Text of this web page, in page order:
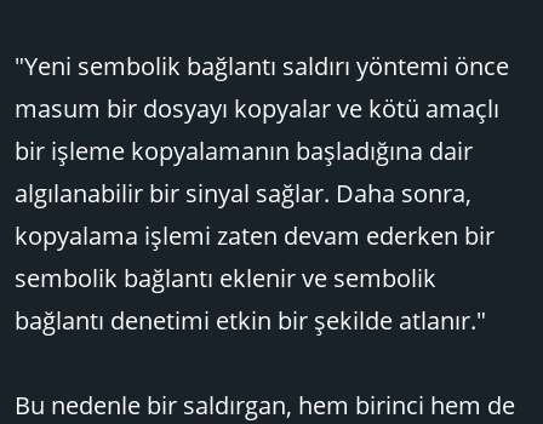
"Yeni sembolik bağlantı saldırı yöntemi önce
masum bir dosyayı kopyalar ve kötü amaçlı
bir işleme kopyalamanın başladığına dair
algılanabilir bir sinyal sağlar. Daha sonra,
kopyalama işlemi zaten devam ederken bir
sembolik bağlantı eklenir ve sembolik
bağlantı denetimi etkin bir şekilde atlanır."
Bu nedenle bir saldırgan, hem birinci hem de